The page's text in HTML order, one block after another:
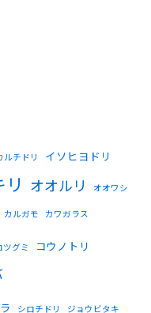
ルチドリ イソヒヨドリ
オオルリ オオワシ
カルガモ カワガラス
ツグミ コウノトリ
シロチドリ ジョウビタキ